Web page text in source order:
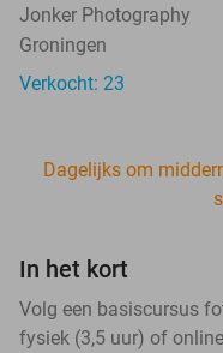
Jonker Photography
Groningen
Verkocht: 23
Dagelijks om
In het kort
Volg een basiscursus
fysiek (3,5 uur) of